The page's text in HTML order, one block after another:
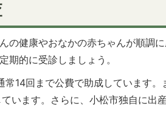
の健康やおなかの赤ちゃんが順調
期的に受診しましょう。
常14回まで公費で助成しています
います。さらに、小松市独自に出